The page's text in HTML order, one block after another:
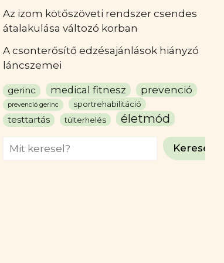
Az izom kötőszöveti rendszer csendes
átalakulása változó korban
A csonterősítő edzésajánlások hiányzó
láncszemei
gerinc medical fitnesz prevenció
prevenció gerinc sportrehabilitáció
testtartás túlterhelés életmód
Search Keresés